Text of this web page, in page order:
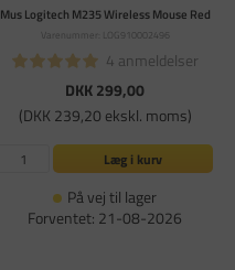
Mus Logitech M235 Wireless Mouse Red
Varenummer: LOG910002496
4 anmeldelser
DKK 299,00
(DKK 239,20 ekskl. moms)
Læg i kurv
På vej til lager
Forventet: 21-08-2026